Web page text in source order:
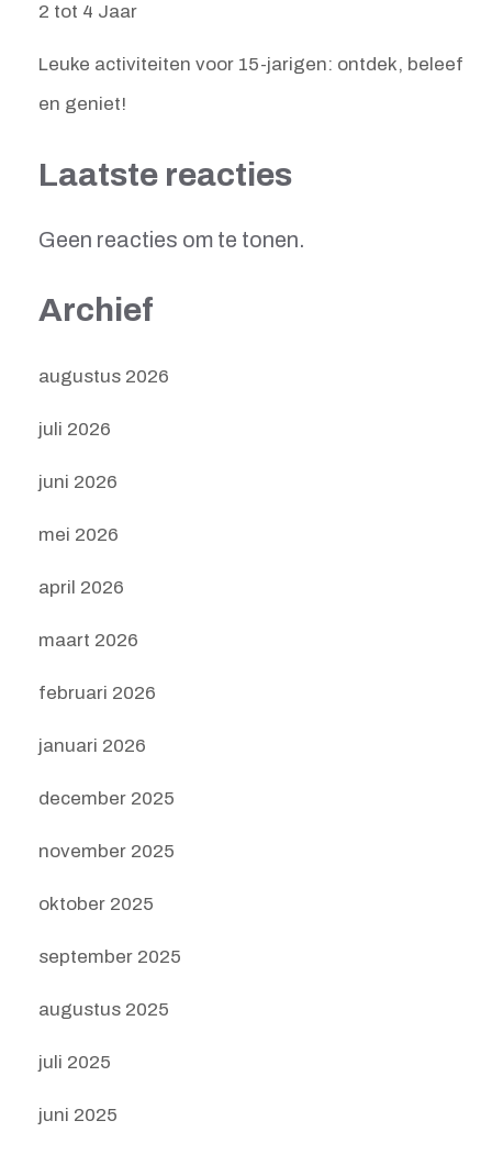
2 tot 4 Jaar
Leuke activiteiten voor 15-jarigen: ontdek, beleef
en geniet!
Laatste reacties
Geen reacties om te tonen.
Archief
augustus 2026
juli 2026
juni 2026
mei 2026
april 2026
maart 2026
februari 2026
januari 2026
december 2025
november 2025
oktober 2025
september 2025
augustus 2025
juli 2025
juni 2025